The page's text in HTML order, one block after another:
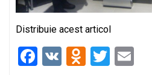
Distribuie acest articol
F
V
O
T